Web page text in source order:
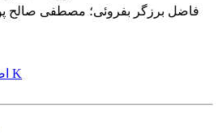
فاضل برزگر بفروئی؛ مصطفی صالح
283.29 K